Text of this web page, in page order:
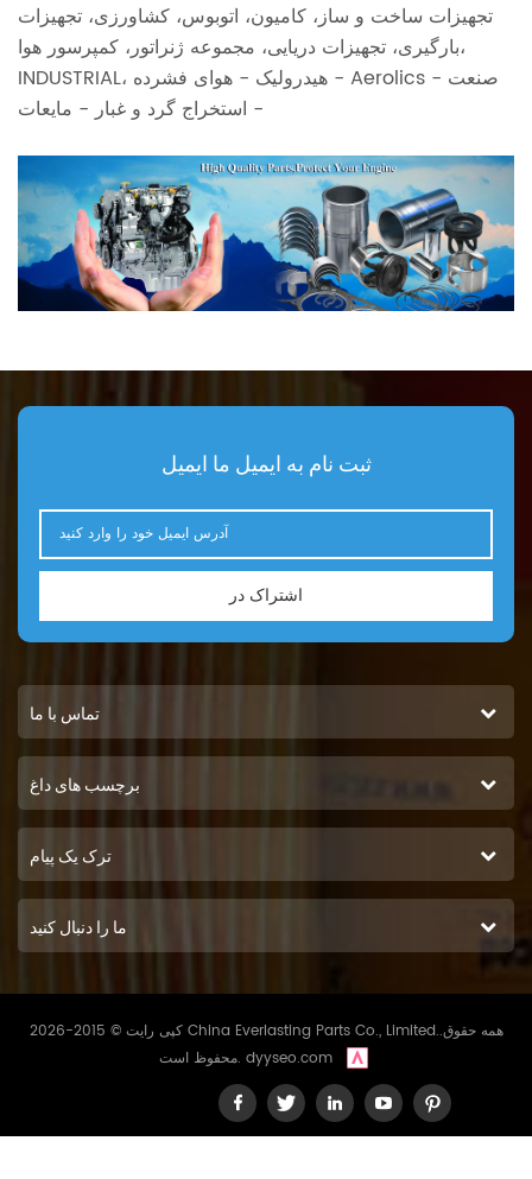
تجهیزات ساخت و ساز، کامیون، اتوبوس، کشاورزی، تجهیزات
بارگیری، تجهیزات دریایی، مجموعه ژنراتور، کمپرسور هوا،
INDUSTRIAL، هیدرولیک - هوای فشرده - Aerolics - صنعت
- استخراج گرد و غبار - مایعات
ثبت نام به ایمیل ما ایمیل
اشتراک در
تماس با ما
برچسب های داغ
ترک یک پیام
ما را دنبال کنید
کپی رایت © 2015-2026 China Everlasting Parts Co., Limited..همه حقوق
محفوظ است. dyyseo.com